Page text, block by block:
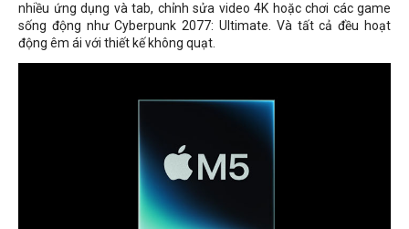
nhiều ứng dụng và tab, chỉnh sửa video 4K hoặc chơi các game
sống động như Cyberpunk 2077: Ultimate. Và tất cả đều hoạt
động êm ái với thiết kế không quạt.